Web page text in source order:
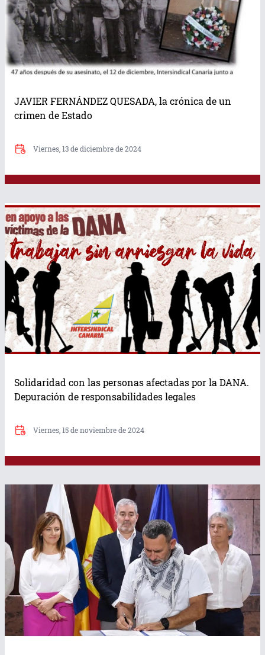
JAVIER FERNÁNDEZ QUESADA, la crónica de un
crimen de Estado
Viernes, 13 de diciembre de 2024
Solidaridad con las personas afectadas por la DANA.
Depuración de responsabilidades legales
Viernes, 15 de noviembre de 2024
LIBERTAD